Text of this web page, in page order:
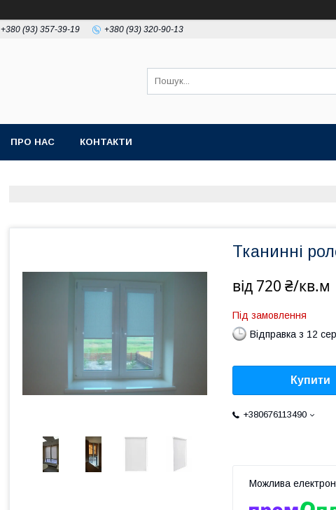
+380 (93) 357-39-19 +380 (93) 320-90-13
ПРО НАС КОНТАКТИ
Тканинні
від 720 ₴/кв.м
Під замовлення
Відправка з 12
Купити
+380676113490